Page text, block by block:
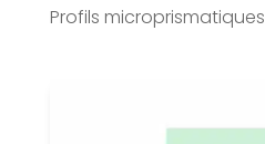
Profils microprismatiques